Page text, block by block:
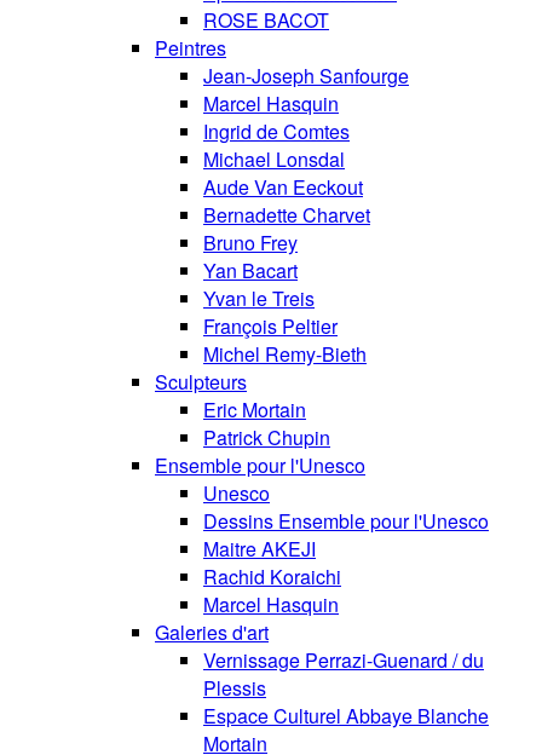
ROSE BACOT
Peintres
Jean-Joseph Sanfourge
Marcel Hasquin
Ingrid de Comtes
Michael Lonsdal
Aude Van Eeckout
Bernadette Charvet
Bruno Frey
Yan Bacart
Yvan le Treis
François Peltier
Michel Remy-Bieth
Sculpteurs
Eric Mortain
Patrick Chupin
Ensemble pour l'Unesco
Unesco
Dessins Ensemble pour l'Unesco
Maitre AKEJI
Rachid Koraichi
Marcel Hasquin
Galeries d'art
Vernissage Perrazi-Guenard / du
Plessis
Espace Culturel Abbaye Blanche
Mortain